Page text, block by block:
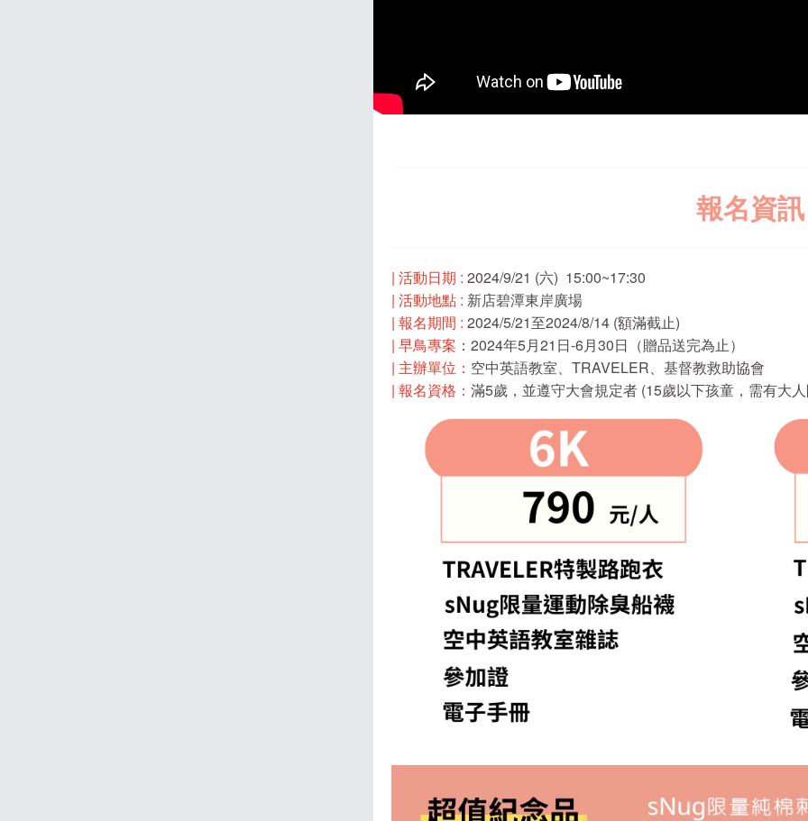
報名資訊
| 活動日期 : 2024/9/21 (六) 15:00~17:30
| 活動地點 : 新店碧潭東岸廣場
| 報名期間 : 2024/5/21至2024/8/14 (額滿截止)
| 早鳥專案 ：2024年5月21日-6月30日（贈品送完為止）
| 主辦單位： 空中英語教室、TRAVELER、基督教救助協會
| 報名資格： 滿5歲，並遵守大會規定者 (15歲以下孩童，需有大